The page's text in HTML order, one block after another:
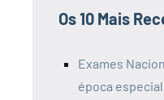
Os 10 Mais
Exames
época